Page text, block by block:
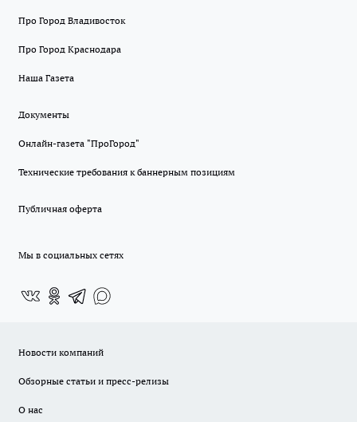
Про Город Владивосток
Про Город Краснодара
Наша Газета
Документы
Онлайн-газета "ПроГород"
Технические требования к баннерным позициям
Публичная оферта
Мы в социальных сетях
Новости компаний
Обзорные статьи и пресс-релизы
О нас